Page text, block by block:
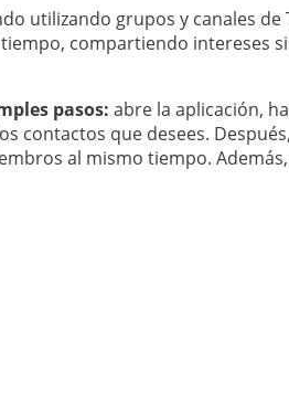
utilizando grupos y canales
compartiendo intereses
pasos: abre la aplicación,
contactos que desees.
al mismo tiempo.